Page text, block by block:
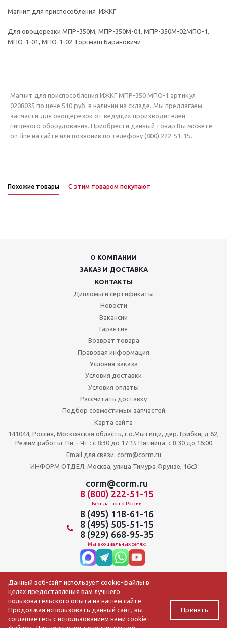
Магнит для приспособления ИЖКГ
Для овощерезки МПР-350М, МПР-350М-01, МПР-350М-02МПО-1,
МПО-1-01, МПО-1-02 Торгмаш Барановичи
Магнит для приспособления ИЖКГ МПР-350 МПО-1 артикул
0208035 по цене 510 руб. в наличии на складе. Мы предлагаем
запчасти для овощерезок от ведущих производителей
пищевого оборудования. Приобрести данный товар Вы можете
on-line на сайте или позвонив по телефону (800) 222-51-15.
Похожие товары С этим товаром покупают
О КОМПАНИИ
ЗАКАЗ И ДОСТАВКА
КОНТАКТЫ
Дипломы и сертификаты
Новости
Вакансии
Гарантия
Возврат товара
Правовая информация
Условия заказа
Условия доставки
Условия оплаты
Рассчитать доставку
Подбор совместимых запчастей
Карта сайта
141044, Россия, Московская область, г.о.Мытищи, дер. Грибки, д 62,
Режим работы: Пн.– Чт.: с 8:30 до 17:15 Пятница: c 8:30 до 16:00
Email для связи: corm@corm.ru
ИНФОРМ ОТДЕЛ: Москва, улица Тимура Фрунзе, 16с3
corm@corm.ru
8 (800) 222-51-15
Бесплатно по России
8 (495) 118-61-16
8 (495) 505-51-15
8 (929) 668-95-35
Мы в социальных сетях:
Данный веб-сайт использует cookie-файлы в
целях предоставления вам лучшего
пользовательского опыта на нашем сайте.
Продолжая использовать данный сайт, вы
соглашаетесь с использованием нами cookie-
Принять